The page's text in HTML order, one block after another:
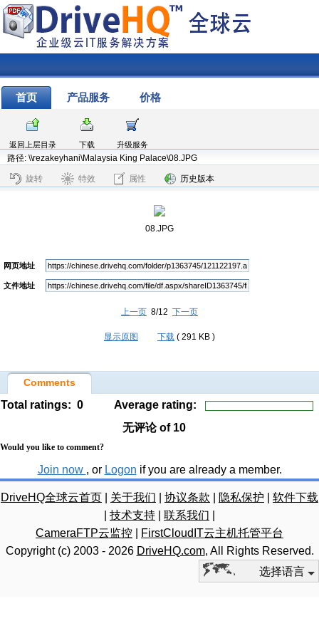
首页 产品服务 价格
返回上层目录 下载
升级服务
路径: \\rezakeyhani\Malaysia King Palace\08.JPG
旋转 特效 属性 历史版本
08.JPG
网页地址
文件地址
上一页 8/12 下一页
显示原图 下载 ( 291 KB )
Comments
Total ratings: 0
Average rating:
无评论of 10
Would you like to comment?
Join now , or Logon if you are already a member.
DriveHQ全球云首页 关于我们 协议条款 隐私保护
软件下载
技术支持 联系我们
CameraFTP云监控
FirstCloudIT云主机托管平台
Copyright (c) 2003 - 2026 DriveHQ.com, All Rights Reserved.
选择语言